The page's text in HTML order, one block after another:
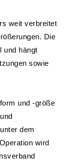
weit verbreitet
Die
und hängt
sowie
und -größe
dem
wird